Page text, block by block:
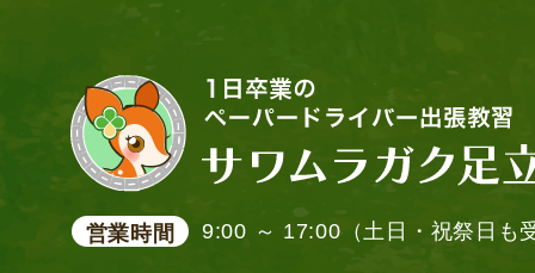
営業時間 9:00 ～ 17:00（土日・祝祭日も